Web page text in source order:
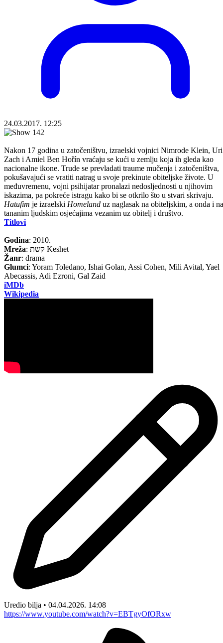
24.03.2017. 12:25
Nakon 17 godina u zatočeništvu, izraelski vojnici Nimrode Klein, Uri
Zach i Amiel Ben Hořín vraćaju se kući u zemlju koja ih gleda kao
nacionalne ikone. Trude se prevladati traume mučenja i zatočeništva,
pokušavajući se vratiti natrag u svoje prekinute obiteljske živote. U
međuvremenu, vojni psihijatar pronalazi nedosljednosti u njihovim
iskazima, pa pokreće istragu kako bi se otkrilo što u stvari skrivaju.
Hatufim je izraelski Homeland uz naglasak na obiteljskim, a onda i na
tananim ljudskim osjećajima vezanim uz obitelj i društvo.
Titlovi
Godina: 2010.
Mreža
: קשת Keshet
Žanr: drama
Glumci: Yoram Toledano, Ishai Golan, Assi Cohen, Mili Avital, Yael
Abecassis, Adi Ezroni, Gal Zaid
iMDb
Wikipedia
Uredio bilja • 04.04.2026. 14:08
https://www.youtube.com/watch?v=EBTgyOfORxw